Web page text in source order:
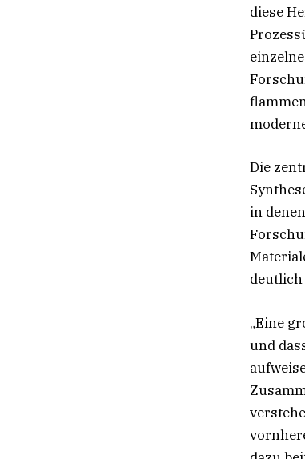
diese
Die
in
deutlich
„Eine
und